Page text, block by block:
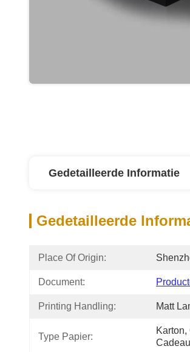
Gedetailleerde Informatie
Gedetailleerde
Place Of Origin:
Document:
Printing Handling: Matt
Type Papier: